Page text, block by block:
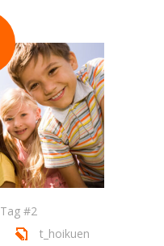
Tag #2
t_hoikuen